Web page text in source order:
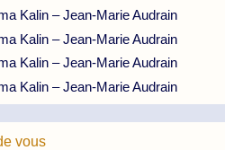
Kalin – Jean-Marie Audrain
Kalin – Jean-Marie Audrain
Kalin – Jean-Marie Audrain
Kalin – Jean-Marie Audrain
vous